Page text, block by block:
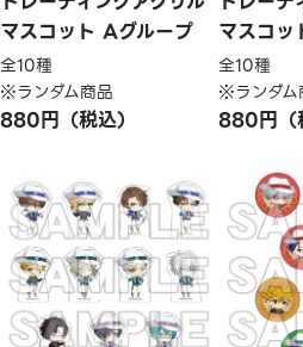
マスコット Aグループ
全10種
※ランダム商品
880円（税込）
マスコッ
全10種
※ランダ
880円（